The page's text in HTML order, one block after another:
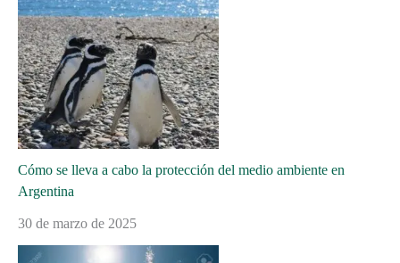
Cómo se lleva a cabo la protección del medio ambiente en
Argentina
30 de marzo de 2025